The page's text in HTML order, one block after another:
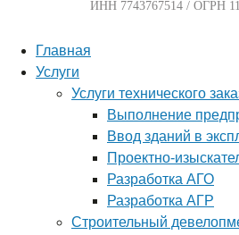
ИНН 7743767514 / ОГРН
Главная
Услуги
Услуги технического
Выполнение
Ввод зданий в
Проектно-
Разработка АГО
Разработка АГР
Строительный